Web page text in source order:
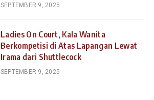
SEPTEMBER 9, 2025
Ladies On Court, Kala Wanita
Berkompetisi di Atas Lapangan Lewat
Irama dari Shuttlecock
SEPTEMBER 9, 2025